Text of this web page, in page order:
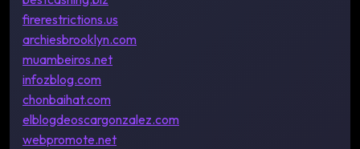
firerestrictions.us
archiesbrooklyn.com
muambeiros.net
infozblog.com
chonbaihat.com
elblogdeoscargonzalez.com
webpromote.net